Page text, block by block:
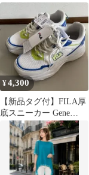
ロゴプリント Tシャツ
S
¥4,300
【新品タグ付】FILA厚
底スニーカー Gene
23.0cm ブルー/グリーン